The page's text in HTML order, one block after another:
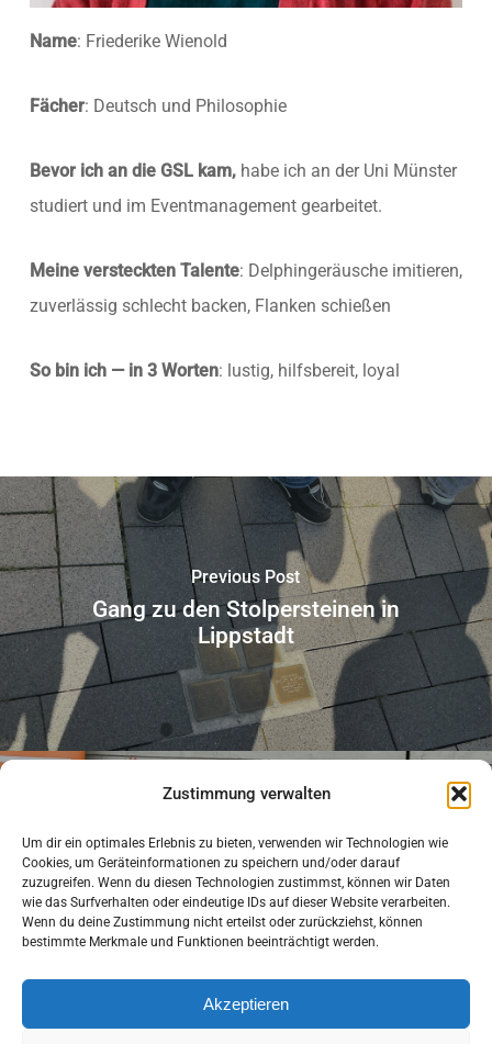
Zustimmung verwalten
Um dir ein optimales Erlebnis zu bieten, verwenden wir Technologien wie
Cookies, um Geräteinformationen zu speichern und/oder darauf
zuzugreifen. Wenn du diesen Technologien zustimmst, können wir Daten
wie das Surfverhalten oder eindeutige IDs auf dieser Website verarbeiten.
Wenn du deine Zustimmung nicht erteilst oder zurückziehst, können
bestimmte Merkmale und Funktionen beeinträchtigt werden.
Akzeptieren
Name: Friederike Wienold
Fächer: Deutsch und Philosophie
Bevor ich an die GSL kam,habe ich an der Uni Münster
studiert und im Eventmanagement gearbeitet.
Meine versteckten Talente: Delphingeräusche imitieren,
zuverlässig schlecht backen, Flanken schießen
So bin ich — in 3 Worten: lustig, hilfsbereit, loyal
Previous Post
Gang zu den Stolpersteinen in
Lippstadt
Next Post
Bundesweiter Erfolg für Schüler*innen
der Q1